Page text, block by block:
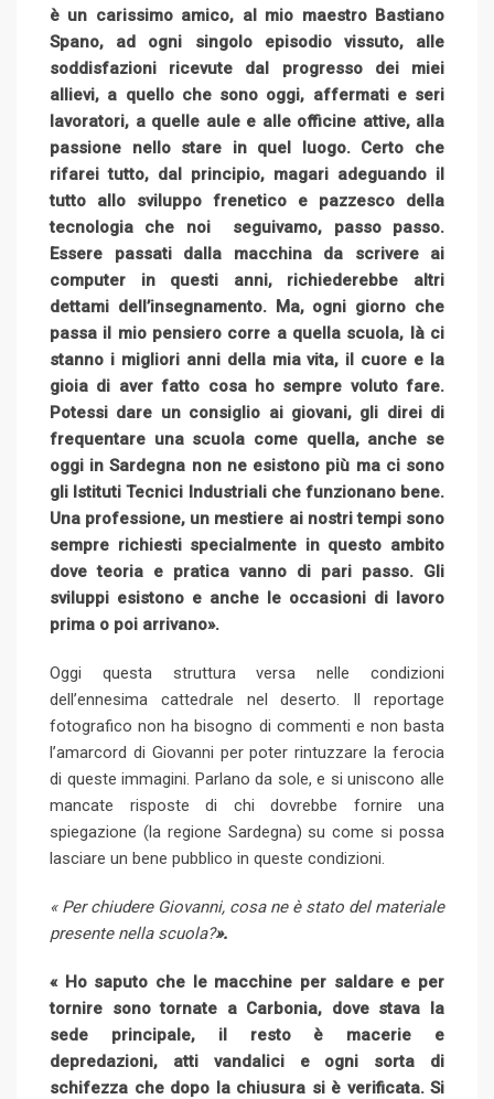
è un carissimo amico, al mio maestro Bastiano
Spano, ad ogni singolo episodio vissuto, alle
soddisfazioni ricevute dal progresso dei miei
allievi, a quello che sono oggi, affermati e seri
lavoratori, a quelle aule e alle officine attive, alla
passione nello stare in quel luogo. Certo che
rifarei tutto, dal principio, magari adeguando il
tutto allo sviluppo frenetico e pazzesco della
tecnologia che noi seguivamo, passo passo.
Essere passati dalla macchina da scrivere ai
computer in questi anni, richiederebbe altri
dettami dell’insegnamento. Ma, ogni giorno che
passa il mio pensiero corre a quella scuola, là ci
stanno i migliori anni della mia vita, il cuore e la
gioia di aver fatto cosa ho sempre voluto fare.
Potessi dare un consiglio ai giovani, gli direi di
frequentare una scuola come quella, anche se
oggi in Sardegna non ne esistono più ma ci sono
gli Istituti Tecnici Industriali che funzionano bene.
Una professione, un mestiere ai nostri tempi sono
sempre richiesti specialmente in questo ambito
dove teoria e pratica vanno di pari passo. Gli
sviluppi esistono e anche le occasioni di lavoro
prima o poi arrivano».
Oggi questa struttura versa nelle condizioni
dell’ennesima cattedrale nel deserto. Il reportage
fotografico non ha bisogno di commenti e non basta
l’amarcord di Giovanni per poter rintuzzare la ferocia
di queste immagini. Parlano da sole, e si uniscono alle
mancate risposte di chi dovrebbe fornire una
spiegazione (la regione Sardegna) su come si possa
lasciare un bene pubblico in queste condizioni.
« Per chiudere Giovanni, cosa ne è stato del materiale
presente nella scuola?».
« Ho saputo che le macchine per saldare e per
tornire sono tornate a Carbonia, dove stava la
sede principale, il resto è macerie e
depredazioni, atti vandalici e ogni sorta di
schifezza che dopo la chiusura si è verificata. Si